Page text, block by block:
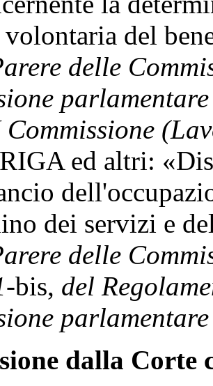
volontaria del
delle
ed altri:
dei servizi e
delle
bis, del
dalla Corte